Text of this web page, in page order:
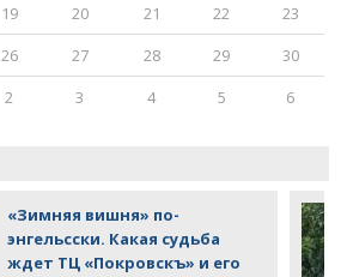
19 20 21 22
23
26 27 28 29
30
2 3 4 5 6
«Зимняя вишня» по-
энгельсски. Какая судьба
ждет ТЦ «Покровскъ» и его